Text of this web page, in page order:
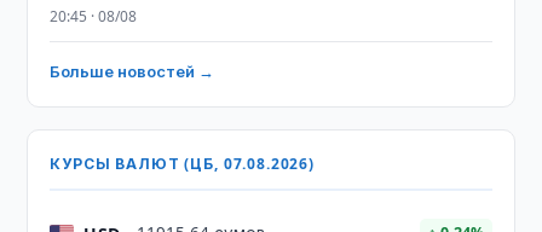
20:45 · 08/08
Больше новостей →
КУРСЫ ВАЛЮТ (ЦБ, 07.08.2026)